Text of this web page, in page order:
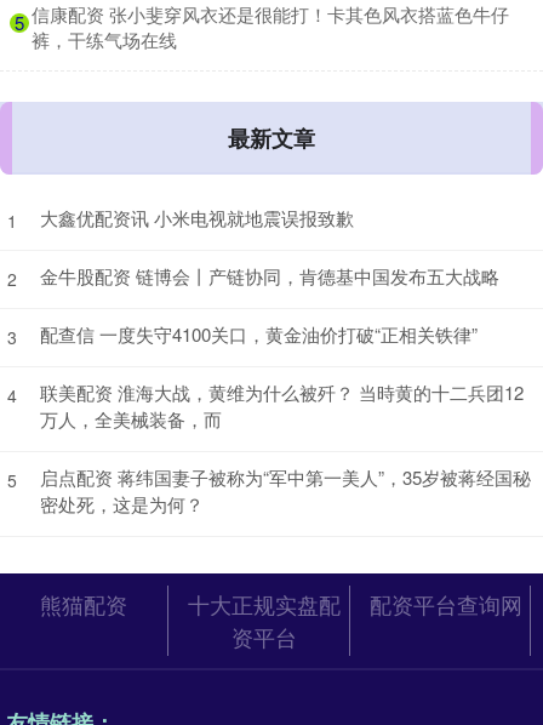
5 ​信康配资 张小斐穿风衣还是很能打！卡其色风衣搭蓝色牛仔
裤，干练气场在线
最新文章
1 大鑫优配资讯 小米电视就地震误报致歉
2 金牛股配资 链博会丨产链协同，肯德基中国发布五大战略
3 配查信 一度失守4100关口，黄金油价打破“正相关铁律”
4
联美配资 淮海大战，黄维为什么被歼？ 当時黄的十二兵团12
万人，全美械装备，而
5
启点配资 蒋纬国妻子被称为“军中第一美人”，35岁被蒋经国秘
密处死，这是为何？
熊猫配资
十大正规实盘配
资平台
配资平台查询网